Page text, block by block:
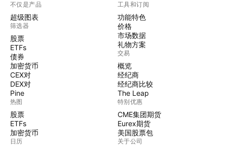
不仅是产品
超级图表
筛选器
股票
ETFs
债券
加密货币
CEX对
DEX对
Pine
热图
股票
ETFs
加密货币
日历
工具和订阅
功能特色
价格
市场数据
礼物方案
交易
概览
经纪商
经纪商比较
The Leap
特别优惠
CME集团期货
Eurex期货
美国股票包
关于公司